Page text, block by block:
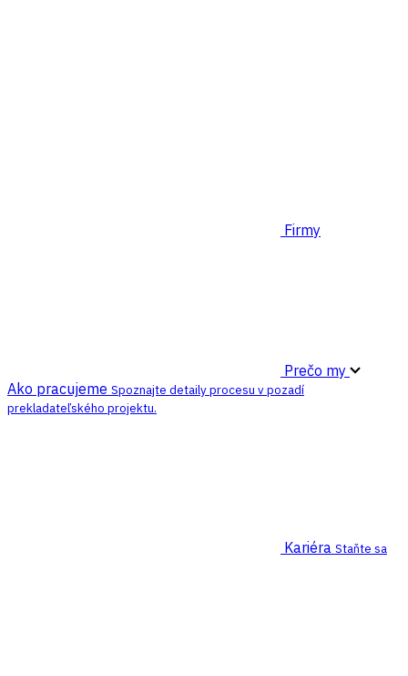
Firmy
Prečo my
Ako pracujeme Spoznajte detaily procesu v pozadí
prekladateľského projektu.
Kariéra Staňte sa